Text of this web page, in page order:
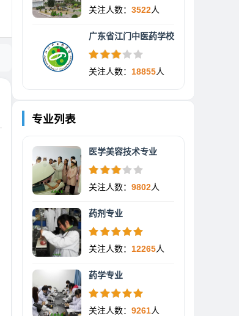
关注人数： 3522人
广东省江门中医药学校
关注人数： 18855人
专业列表
医学美容技术专业
关注人数： 9802人
药剂专业
关注人数： 12265人
药学专业
关注人数： 9261人